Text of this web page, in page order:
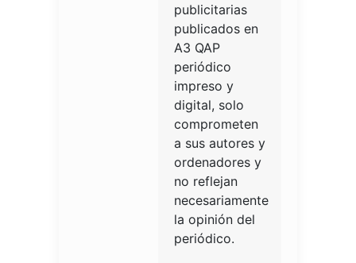
publicitarias
publicados en
A3 QAP
periódico
impreso y
digital, solo
comprometen
a sus autores y
ordenadores y
no reflejan
necesariamente
la opinión del
periódico.